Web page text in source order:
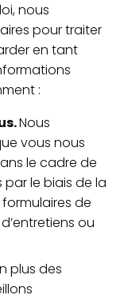
nous
pour traiter
en tant
:
Nous
vous nous
le cadre de
le biais de la
de
ou
plus des